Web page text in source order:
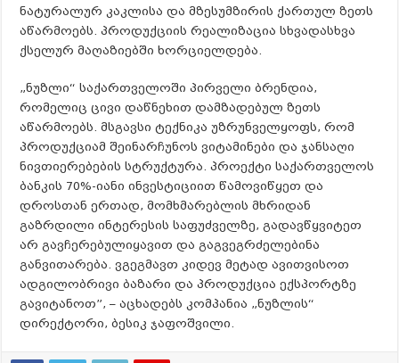
ნატურალურ კაკლისა და მზესუმზირის ქართულ ზეთს
აწარმოებს. პროდუქციის რეალიზაცია სხვადასხვა
ქსელურ მაღაზიებში ხორციელდება.
„ნუზლი“ საქართველოში პირველი ბრენდია,
რომელიც ცივი დაწნეხით დამზადებულ ზეთს
აწარმოებს. მსგავსი ტექნიკა უზრუნველყოფს, რომ
პროდუქციამ შეინარჩუნოს ვიტამინები და ჯანსაღი
ნივთიერებების სტრუქტურა. პროექტი საქართველოს
ბანკის 70%-იანი ინვესტიციით წამოვიწყეთ და
დროსთან ერთად, მომხმარებლის მხრიდან
გაზრდილი ინტერესის საფუძველზე, გადავწყვიტეთ
არ გავჩერებულიყავით და გაგვეგრძელებინა
განვითარება. ვგეგმავთ კიდევ მეტად ავითვისოთ
ადგილობრივი ბაზარი და პროდუქცია ექსპორტზე
გავიტანოთ”, – აცხადებს კომპანია „ნუზლის“
დირექტორი, ბესიკ ჯაფოშვილი.